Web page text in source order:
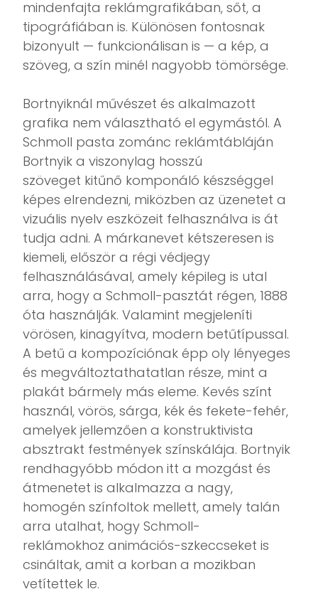
mindenfajta reklámgrafikában, sőt, a
tipográfiában is. Különösen fontosnak
bizonyult — funkcionálisan is — a kép, a
szöveg, a szín minél nagyobb tömörsége.
Bortnyiknál művészet és alkalmazott
grafika nem választható el egymástól. A
Schmoll pasta zománc reklámtábláján
Bortnyik a viszonylag hosszú
szöveget kitűnő komponáló készséggel
képes elrendezni, miközben az üzenetet a
vizuális nyelv eszközeit felhasználva is át
tudja adni. A márkanevet kétszeresen is
kiemeli, először a régi védjegy
felhasználásával, amely képileg is utal
arra, hogy a Schmoll-pasztát régen, 1888
óta használják. Valamint megjeleníti
vörösen, kinagyítva, modern betűtípussal.
A betű a kompozíciónak épp oly lényeges
és megváltoztathatatlan része, mint a
plakát bármely más eleme. Kevés színt
használ, vörös, sárga, kék és fekete-fehér,
amelyek jellemzően a konstruktivista
absztrakt festmények színskálája. Bortnyik
rendhagyóbb módon itt a mozgást és
átmenetet is alkalmazza a nagy,
homogén színfoltok mellett, amely talán
arra utalhat, hogy Schmoll-
reklámokhoz animációs-szkeccseket is
csináltak, amit a korban a mozikban
vetítettek le.